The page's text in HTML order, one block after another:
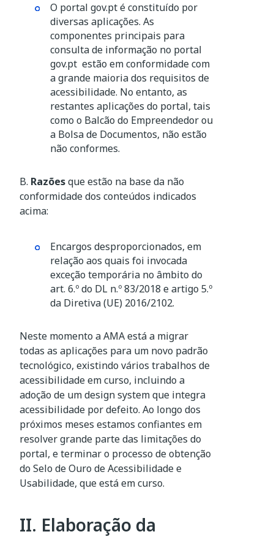
O portal gov.pt é constituído por
diversas aplicações. As
componentes principais para
consulta de informação no portal
gov.pt estão em conformidade com
a grande maioria dos requisitos de
acessibilidade. No entanto, as
restantes aplicações do portal, tais
como o Balcão do Empreendedor ou
a Bolsa de Documentos, não estão
não conformes.
B. Razõesque estão na base da não
conformidade dos conteúdos indicados
acima:
Encargos desproporcionados, em
relação aos quais foi invocada
exceção temporária no âmbito do
art. 6.º do DL n.º 83/2018 e artigo 5.º
da Diretiva (UE) 2016/2102.
Neste momento a AMA está a migrar
todas as aplicações para um novo padrão
tecnológico, existindo vários trabalhos de
acessibilidade em curso, incluindo a
adoção de um design system que integra
acessibilidade por defeito. Ao longo dos
próximos meses estamos confiantes em
resolver grande parte das limitações do
portal, e terminar o processo de obtenção
do Selo de Ouro de Acessibilidade e
Usabilidade, que está em curso.
II. Elaboração da